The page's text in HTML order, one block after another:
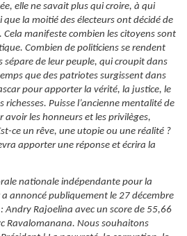
elle ne savait plus qui croire, à qui
que la moitié des électeurs ont décidé de
Cela manifeste combien les citoyens sont
Combien de politiciens se rendent
sépare de leur peuple, qui croupit dans
que des patriotes surgissent dans
pour apporter la vérité, la justice, le
Puisse l’ancienne mentalité de
avoir les honneurs et les privilèges,
ce un rêve, une utopie ou une réalité ?
apporter une réponse et écrira la
nationale indépendante pour la
annoncé publiquement le 27 décembre
Andry Rajoelina avec un score de 55,66
Ravalomanana. Nous souhaitons